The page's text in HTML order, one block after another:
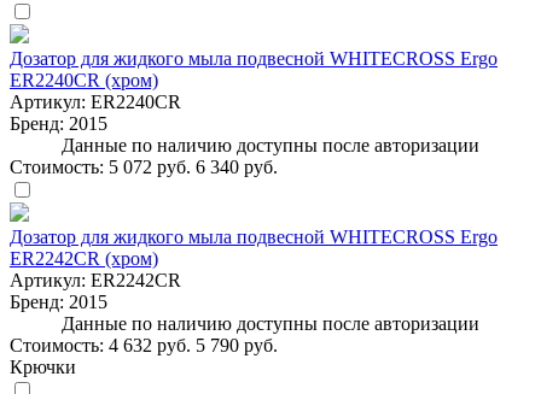
Дозатор для жидкого мыла подвесной WHITECROSS Ergo
ER2240CR (хром)
Артикул: ER2240CR
Бренд: 2015
Данные по наличию доступны после авторизации
Стоимость: 5 072 руб. 6 340 руб.
Дозатор для жидкого мыла подвесной WHITECROSS Ergo
ER2242CR (хром)
Артикул: ER2242CR
Бренд: 2015
Данные по наличию доступны после авторизации
Стоимость: 4 632 руб. 5 790 руб.
Крючки